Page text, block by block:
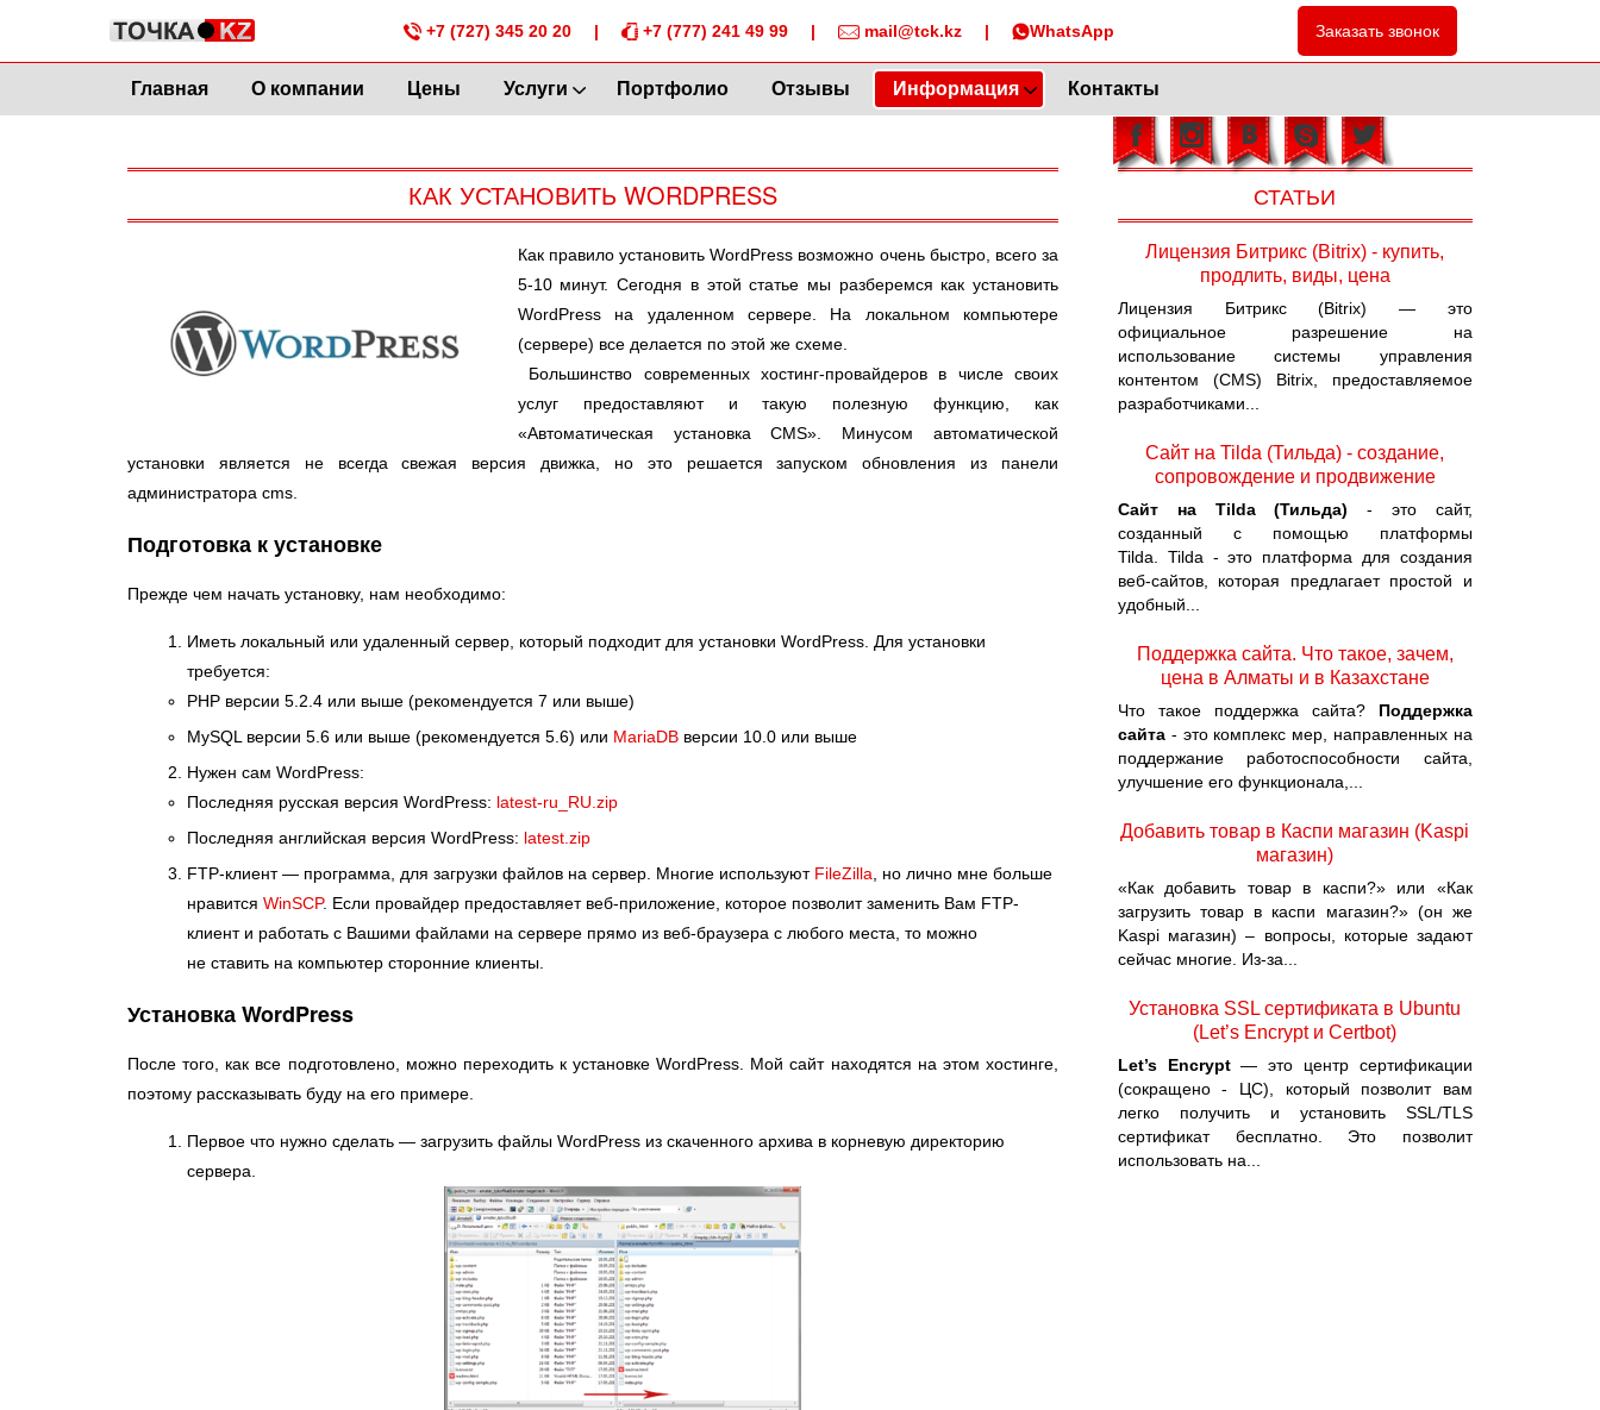
+7 (727) 345 20 20 | +7 (777) 241 49 99 | mail@tck.kz | WhatsApp Заказать звонок
Главная О компании Цены Услуги Портфолио Отзывы Информация Контакты
КАК УСТАНОВИТЬ WORDPRESS
Как правило установить WordPress возможно очень быстро, всего за
5-10 минут. Сегодня в этой статье мы разберемся как установить
WordPress на удаленном сервере. На локальном компьютере
(сервере) все делается по этой же схеме.
Большинство современных хостинг-провайдеров в числе своих
услуг предоставляют и такую полезную функцию, как
«Автоматическая установка CMS». Минусом автоматической
установки является не всегда свежая версия движка, но это решается запуском обновления из панели
администратора cms.
Подготовка к установке
Прежде чем начать установку, нам необходимо:
Иметь локальный или удаленный сервер, который подходит для установки WordPress. Для установки
требуется:
PHP версии 5.2.4 или выше (рекомендуется 7 или выше)
MySQL версии 5.6 или выше (рекомендуется 5.6) или MariaDB версии 10.0 или выше
Нужен сам WordPress:
Последняя русская версия WordPress: latest-ru_RU.zip
Последняя английская версия WordPress: latest.zip
FTP-клиент — программа, для загрузки файлов на сервер. Многие используют FileZilla , но лично мне больше
нравится WinSCP. Если провайдер предоставляет веб-приложение, которое позволит заменить Вам FTP-
клиент и работать с Вашими файлами на сервере прямо из веб-браузера с любого места, то можно
не ставить на компьютер сторонние клиенты.
Установка WordPress
После того, как все подготовлено, можно переходить к установке WordPress. Мой сайт находятся на этом хостинге,
поэтому рассказывать буду на его примере.
Первое что нужно сделать — загрузить файлы WordPress из скаченного архива в корневую директорию
сервера.
СТАТЬИ
Лицензия Битрикс (Bitrix) - купить,
продлить, виды, цена
Лицензия Битрикс (Bitrix) — это
официальное разрешение на
использование системы управления
контентом (CMS) Bitrix, предоставляемое
разработчиками...
Сайт на Tilda (Тильда) - создание,
сопровождение и продвижение
Сайт на Tilda (Тильда) - это сайт,
созданный с помощью платформы
Tilda. Tilda - это платформа для создания
веб-сайтов, которая предлагает простой и
удобный...
Поддержка сайта. Что такое, зачем,
цена в Алматы и в Казахстане
Что такое поддержка сайта? Поддержка
сайта- это комплекс мер, направленных на
поддержание работоспособности сайта,
улучшение его функционала,...
Добавить товар в Каспи магазин (Kaspi
магазин)
«Как добавить товар в каспи?» или «Как
загрузить товар в каспи магазин?» (он же
Kaspi магазин) – вопросы, которые задают
сейчас многие. Из-за...
Установка SSL сертификата в Ubuntu
(Let’s Encrypt и Certbot)
Let’s Encrypt— это центр сертификации
(сокращено - ЦС), который позволит вам
легко получить и установить SSL/TLS
сертификат бесплатно. Это позволит
использовать на...